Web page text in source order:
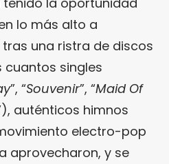
lo más alto a
una ristra de discos
cuantos singles
”, “Souvenir”, “Maid Of
auténticos himnos
electro-pop
aprovecharon, y se